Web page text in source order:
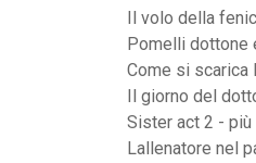
Il volo della
Pomelli dottone
Come si scarica
Il giorno del
Sister act 2 -
Lallenatore nel